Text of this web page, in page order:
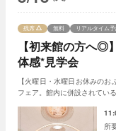
【初来館の方へ◎
体感*見学会
残席 無料 リアルタイム
【火曜日・水曜日お休みの
フェア。館内に併設されてい